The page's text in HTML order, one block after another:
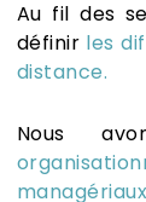
Au fil des
définir les
distance.
Nous
managériaux